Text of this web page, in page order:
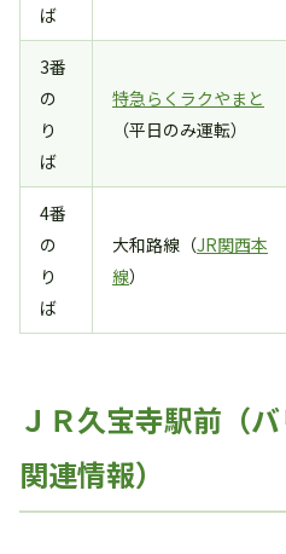
ば
3番
の
り
ば
特急らくラクやまと
（平日のみ運転）
4番
の
り
ば
大和路線（JR関西本
線）
ＪＲ久宝寺駅前（
関連情報）